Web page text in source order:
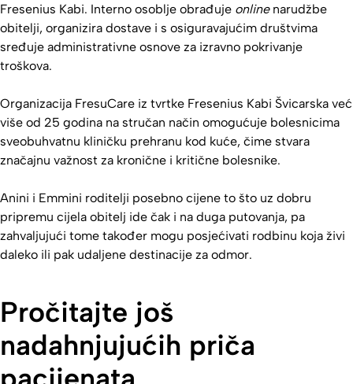
Fresenius Kabi. Interno osoblje obrađuje onlinenarudžbe
obitelji, organizira dostave i s osiguravajućim društvima
sređuje administrativne osnove za izravno pokrivanje
troškova.
Organizacija FresuCare iz tvrtke Fresenius Kabi Švicarska već
više od 25 godina na stručan način omogućuje bolesnicima
sveobuhvatnu kliničku prehranu kod kuće, čime stvara
značajnu važnost za kronične i kritične bolesnike.
Anini i Emmini roditelji posebno cijene to što uz dobru
pripremu cijela obitelj ide čak i na duga putovanja, pa
zahvaljujući tome također mogu posjećivati rodbinu koja živi
daleko ili pak udaljene destinacije za odmor.
Pročitajte još
nadahnjujućih priča